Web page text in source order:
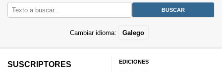
Cambiar idioma: Galego
SUSCRIPTORES
EDICIONES